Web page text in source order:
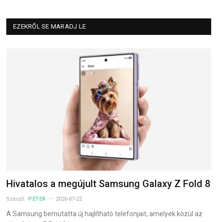
EZEKRŐL SE MARADJ LE
Hivatalos a megújult Samsung Galaxy Z Fold 8
Szerző: PÉTER 2026-07-22
A Samsung bemutatta új hajlítható telefonjait, amelyek közül az